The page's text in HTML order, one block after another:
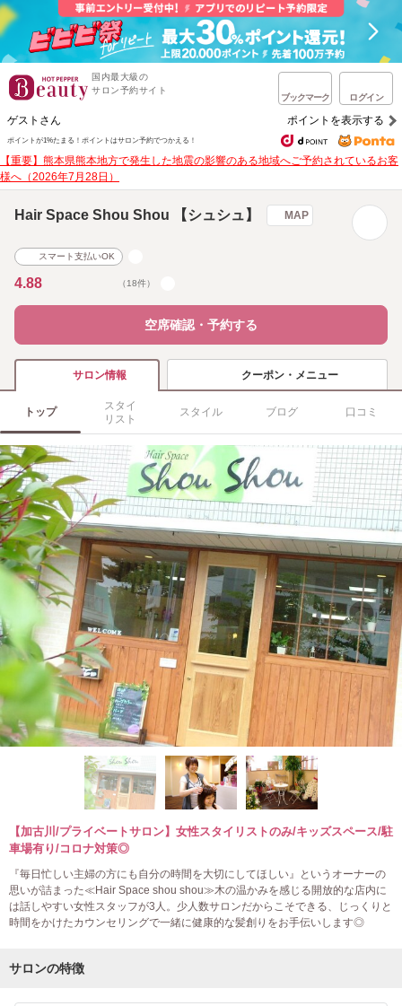
国内最大級の
サロン予約サイト
ブックマーク ログイン
ゲストさん ポイントを表示する
ポイントが1%たまる！ ポイントはサロン予約でつかえる！
【重要】熊本県熊本地方で発生した地震の影響のある地域へご予約されているお客
様へ（2026年7月28日）
Hair Space Shou Shou 【シュシュ】 MAP
スマート支払いOK
4.88 （18件）
空席確認・予約する
サロン情報 クーポン・メニュー
トップ
スタイ
リスト
スタイル ブログ 口コミ
【加古川/プライベートサロン】女性スタイリストのみ/キッズスペース/駐
車場有り/コロナ対策◎
『毎日忙しい主婦の方にも自分の時間を大切にしてほしい』というオーナーの
思いが詰まった≪Hair Space shou shou≫木の温かみを感じる開放的な店内に
は話しやすい女性スタッフが3人。少人数サロンだからこそできる、じっくりと
時間をかけたカウンセリングで一緒に健康的な髪創りをお手伝いします◎
サロンの特徴